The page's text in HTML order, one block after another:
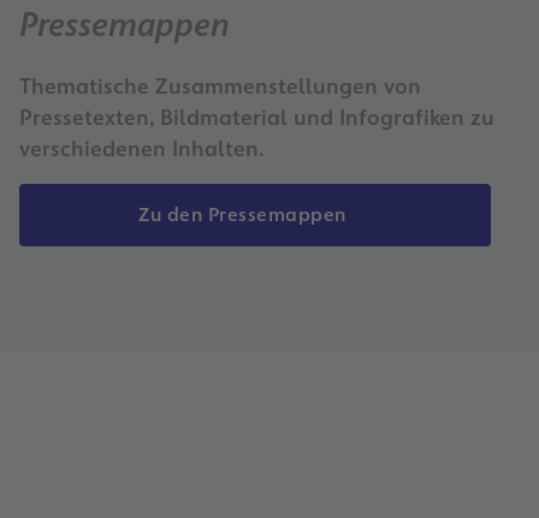
Pressemappen
Thematische Zusammenstellungen von
Pressetexten, Bildmaterial und Infografiken zu
verschiedenen Inhalten.
Zu den Pressemappen